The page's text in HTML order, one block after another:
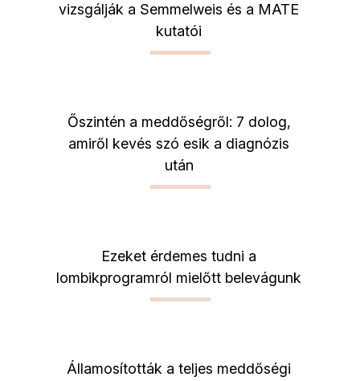
vizsgálják a Semmelweis és a MATE
kutatói
Őszintén a meddőségről: 7 dolog,
amiről kevés szó esik a diagnózis
után
Ezeket érdemes tudni a
lombikprogramról mielőtt belevágunk
Államosították a teljes meddőségi